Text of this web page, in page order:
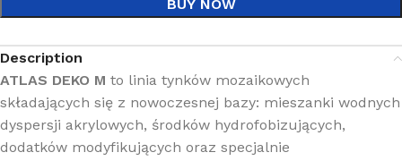
BUY NOW
Description
ATLAS DEKO M to linia tynków mozaikowych
składających się z nowoczesnej bazy: mieszanki wodnych
dyspersji akrylowych, środków hydrofobizujących,
dodatków modyfikujących oraz specjalnie